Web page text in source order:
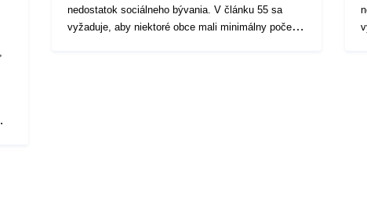
nedostatok sociálneho bývania. V článku 55 sa
vyžaduje, aby niektoré obce mali minimálny počet